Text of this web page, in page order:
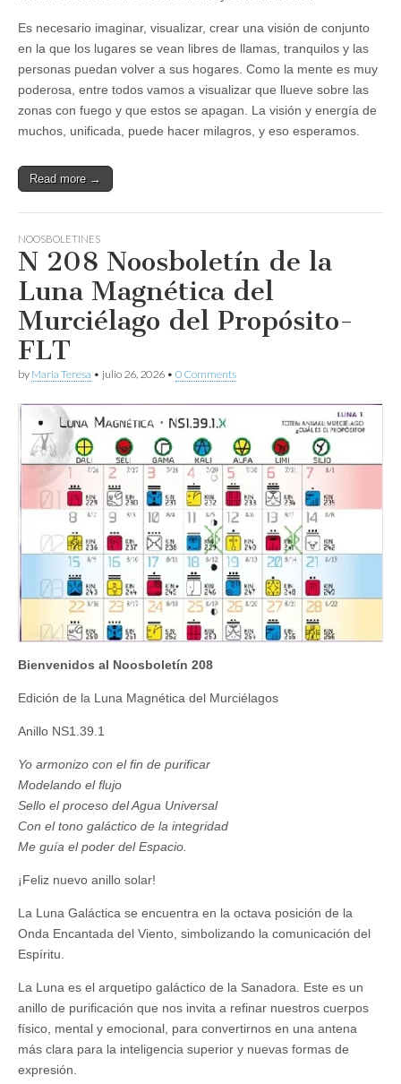
Es necesario imaginar, visualizar, crear una visión de conjunto
en la que los lugares se vean libres de llamas, tranquilos y las
personas puedan volver a sus hogares. Como la mente es muy
poderosa, entre todos vamos a visualizar que llueve sobre las
zonas con fuego y que estos se apagan. La visión y energía de
muchos, unificada, puede hacer milagros, y eso esperamos.
Read more →
NOOSBOLETINES
N 208 Noosboletín de la
Luna Magnética del
Murciélago del Propósito-
FLT
by Maria Teresa • julio 26, 2026 • 0 Comments
Bienvenidos al Noosboletín 208
Edición de la Luna Magnética del Murciélagos
Anillo NS1.39.1
Yo armonizo con el fin de purificar
Modelando el flujo
Sello el proceso del Agua Universal
Con el tono galáctico de la integridad
Me guía el poder del Espacio.
¡Feliz nuevo anillo solar!
La Luna Galáctica se encuentra en la octava posición de la
Onda Encantada del Viento, simbolizando la comunicación del
Espíritu.
La Luna es el arquetipo galáctico de la Sanadora. Este es un
anillo de purificación que nos invita a refinar nuestros cuerpos
físico, mental y emocional, para convertirnos en una antena
más clara para la inteligencia superior y nuevas formas de
expresión.